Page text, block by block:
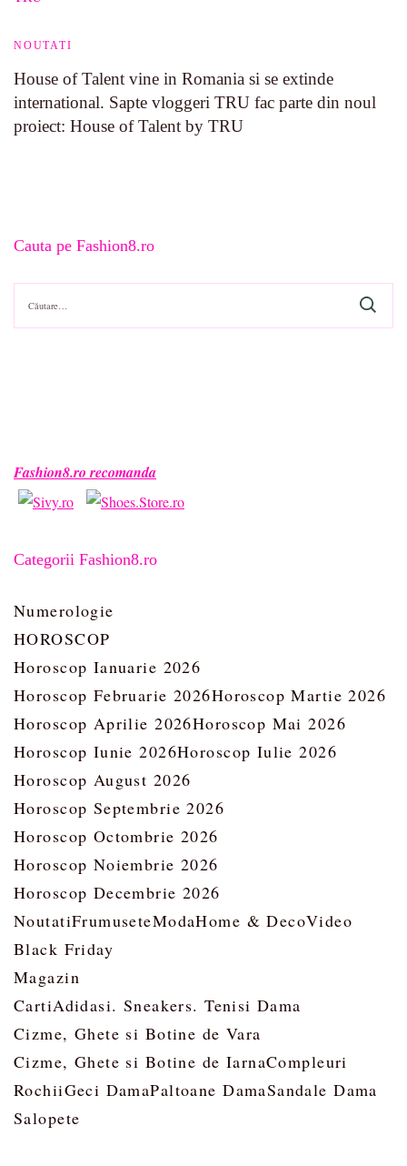
NOUTATI
House of Talent vine in Romania si se extinde
international. Sapte vloggeri TRU fac parte din noul
proiect: House of Talent by TRU
Cauta pe Fashion8.ro
Caută
după:
Fashion8.ro recomanda
Categorii Fashion8.ro
Numerologie
HOROSCOP
Horoscop Ianuarie 2026
Horoscop Februarie 2026Horoscop Martie 2026
Horoscop Aprilie 2026Horoscop Mai 2026
Horoscop Iunie 2026Horoscop Iulie 2026
Horoscop August 2026
Horoscop Septembrie 2026
Horoscop Octombrie 2026
Horoscop Noiembrie 2026
Horoscop Decembrie 2026
NoutatiFrumuseteModaHome & DecoVideo
Black Friday
Magazin
CartiAdidasi. Sneakers. Tenisi Dama
Cizme, Ghete si Botine de Vara
Cizme, Ghete si Botine de IarnaCompleuri
RochiiGeci DamaPaltoane DamaSandale Dama
Salopete